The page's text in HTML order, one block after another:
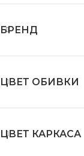
БРЕНД
ЦВЕТ ОБИВКИ
ЦВЕТ КАРКАСА